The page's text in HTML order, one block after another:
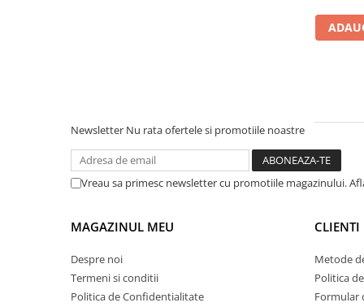
Termoseminee pe peleti/lemn
Robineti calorifer
Newsletter Nu rata ofertele si promotiile noastre
Vreau sa primesc newsletter cu promotiile magazinului.
MAGAZINUL MEU
Despre noi
Termeni si conditii
Politica de Confidentialitate
CLIENTI
Metode
Politica
Formular